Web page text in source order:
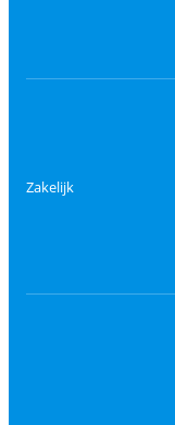
Zakelijk